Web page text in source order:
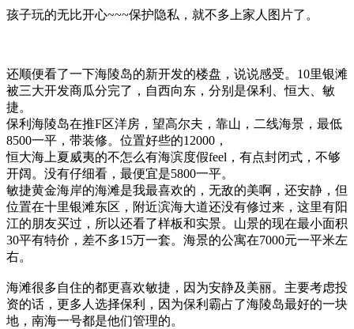
孩子玩的无比开心~~~保护隐私，就不多上家人图片了。
还顺便看了一下海陵岛的新开发的楼盘，说说感受。10里银滩
被三大开发商瓜分完了，自西向东，分别是保利、恒大、敏
捷。
保利海陵岛在推F区洋房，望高尔夫，靠山，二线海景，最低
8500一平，带装修。位置好些的12000，
恒大海上夏威夷的不怎么有海滨度假feel，有点封闭式，不够
开阔。没有仔细看，最便宜是5800一平。
敏捷黄金海岸的海滩是我最喜欢的，无敌的美啊，还安静，但
位置在十里银滩东区，附近滨海大道还没有修过来，这里有阳
江的朋友买过，所以还看了样板和实景。山景的现在最小面积
30平有特价，差不多15万一套。海景的公寓在7000元一平米左
右。
海滩很多自住的都更喜欢敏捷，因为安静及美丽。主要考虑投
资的话，更多人选择保利，因为保利霸占了海陵岛最好的一块
地，南海一号都是他们管理的。